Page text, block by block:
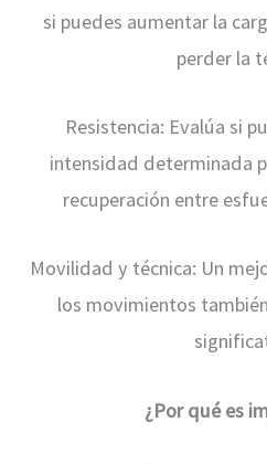
si puedes aumentar la
perder la
Resistencia: Evalúa si
intensidad determinada
recuperación entre
Movilidad y técnica: Un
los movimientos
¿Por qué es